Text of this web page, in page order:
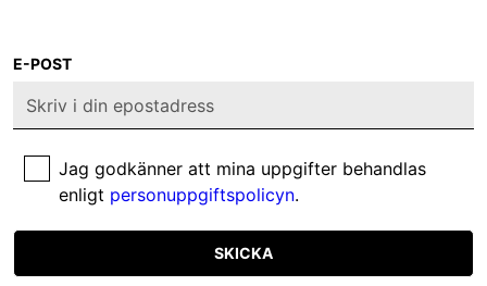
E-POST
Jag godkänner att mina uppgifter behandlas
enligt personuppgiftspolicyn.
SKICKA